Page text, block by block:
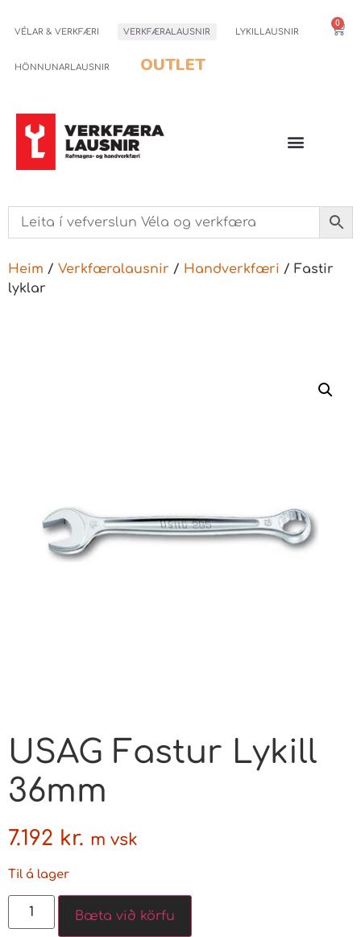
VÉLAR & VERKFÆRI VERKFÆRALAUSNIR LYKILLAUSNIR
HÖNNUNARLAUSNIR OUTLET
0
Heim / Verkfæralausnir / Handverkfæri / Fastir
lyklar
USAG Fastur Lykill
36mm
7.192 kr. m vsk
Til á lager
Bæta við körfu